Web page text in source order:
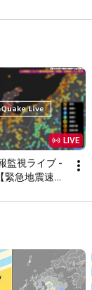
LIVE
監視ライブ -
緊急地震速